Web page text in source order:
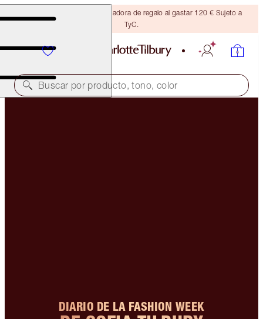
Consigue una brocha bronceadora de regalo al gastar 120 € Sujeto a
TyC.
Buscar por producto, tono, color
DIARIO DE LA FASHION WEEK